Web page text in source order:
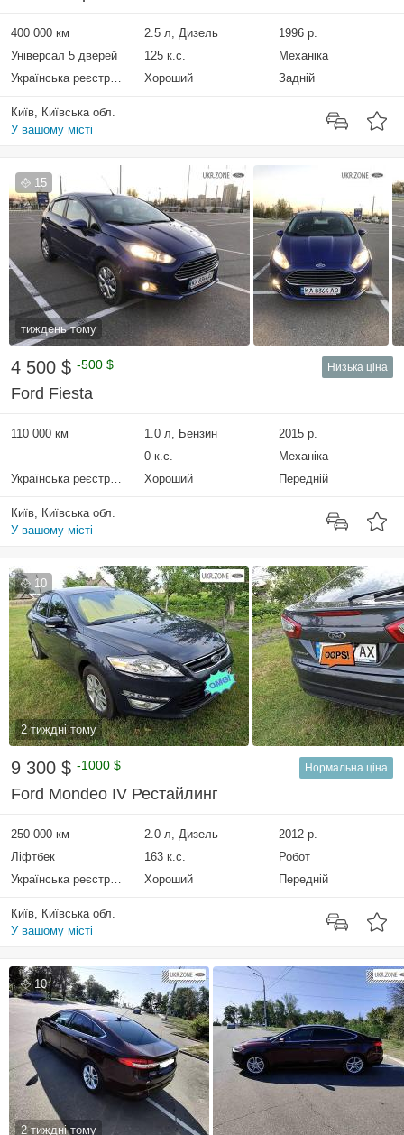
400 000 км 2.5 л, Дизель
1996 р.
Універсал 5 дверей
125 к.с.
Механіка
Українська реєстрація
Хороший Задній
Київ, Київська обл.
У вашому місті
15
тиждень тому
4 500 $ -500 $ Низька ціна
Ford Fiesta
110 000 км 1.0 л, Бензин
2015 р.
0 к.с.
Механіка
Українська реєстрація
Хороший Передній
Київ, Київська обл.
У вашому місті
10
2 тиждні тому
9 300 $ -1000 $ Нормальна ціна
Ford Mondeo IV Рестайлинг
250 000 км 2.0 л, Дизель
2012 р.
Ліфтбек
163 к.с.
Робот
Українська реєстрація
Хороший Передній
Київ, Київська обл.
У вашому місті
10
2 тиждні тому